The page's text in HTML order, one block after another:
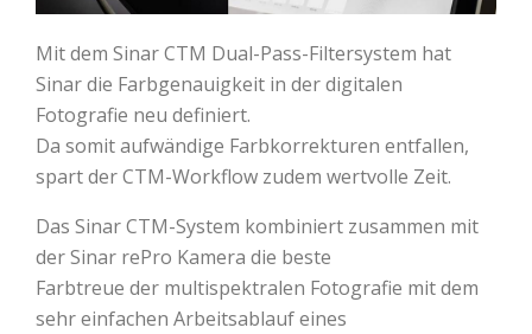
Mit dem Sinar CTM Dual-Pass-Filtersystem hat
Sinar die Farbgenauigkeit in der digitalen
Fotografie neu definiert.
Da somit aufwändige Farbkorrekturen entfallen,
spart der CTM-Workflow zudem wertvolle Zeit.
Das Sinar CTM-System kombiniert zusammen mit
der Sinar rePro Kamera die beste
Farbtreue der multispektralen Fotografie mit dem
sehr einfachen Arbeitsablauf eines